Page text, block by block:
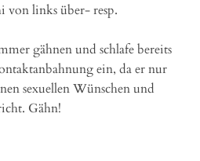
von links über- resp.
gähnen und schlafe bereits
ein, da er nur
sexuellen Wünschen und
Gähn!